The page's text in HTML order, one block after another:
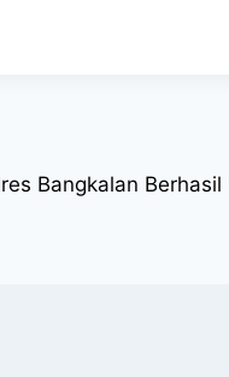
Bangkalan